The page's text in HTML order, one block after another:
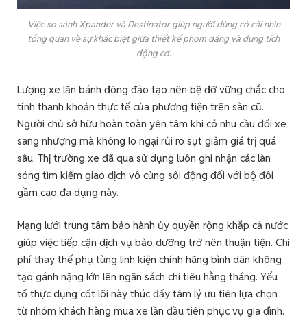
Việc so sánh Xpander và Destinator giúp người dùng có cái nhìn
tổng quan về sự khác biệt giữa thiết kế phom dáng và dung tích
động cơ.
Lượng xe lăn bánh đông đảo tạo nên bệ đỡ vững chắc cho
tính thanh khoản thực tế của phương tiện trên sàn cũ.
Người chủ sở hữu hoàn toàn yên tâm khi có nhu cầu đổi xe
sang nhượng mà không lo ngại rủi ro sụt giảm giá trị quá
sâu. Thị trường xe đã qua sử dụng luôn ghi nhận các làn
sóng tìm kiếm giao dịch vô cùng sôi động đối với bộ đôi
gầm cao đa dụng này.
Mạng lưới trung tâm bảo hành ủy quyền rộng khắp cả nước
giúp việc tiếp cận dịch vụ bảo dưỡng trở nên thuận tiện. Chi
phí thay thế phụ tùng linh kiện chính hãng bình dân không
tạo gánh nặng lớn lên ngân sách chi tiêu hằng tháng. Yếu
tố thực dụng cốt lõi này thúc đẩy tâm lý ưu tiên lựa chọn
từ nhóm khách hàng mua xe lần đầu tiên phục vụ gia đình.